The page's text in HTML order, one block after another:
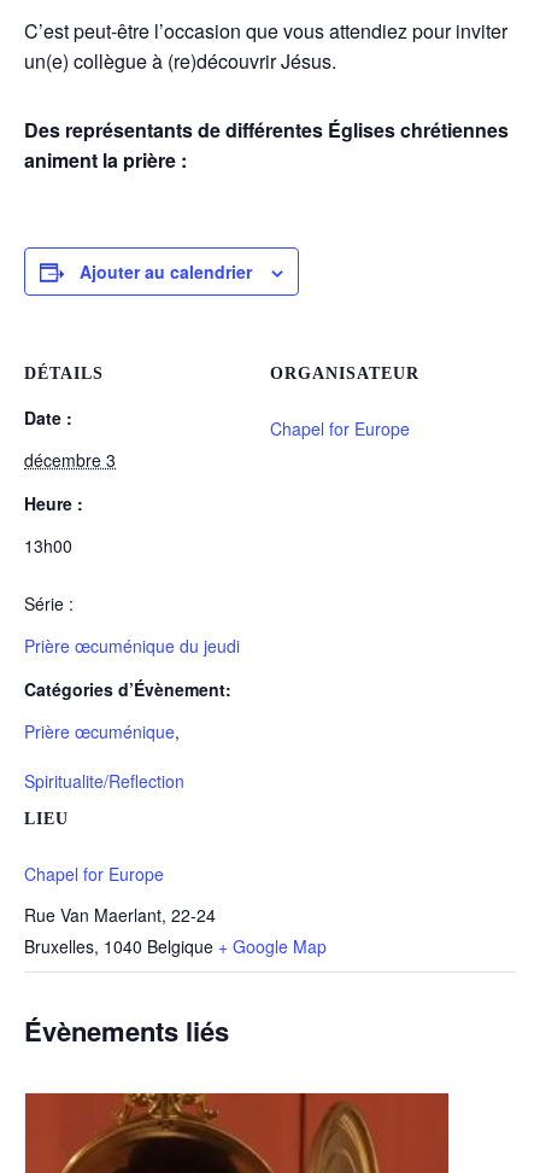
C’est peut-être l’occasion que vous attendiez pour inviter
un(e) collègue à (re)découvrir Jésus.
Des représentants de différentes Églises chrétiennes
animent la prière :
Ajouter au calendrier
DÉTAILS
Date :
décembre 3
Heure :
13h00
Série :
Prière œcuménique du jeudi
Catégories d’Évènement:
Prière œcuménique,
Spiritualite/Reflection
LIEU
Chapel for Europe
Rue Van Maerlant, 22-24
Bruxelles, 1040 Belgique + Google Map
ORGANISATEUR
Chapel for Europe
Évènements liés